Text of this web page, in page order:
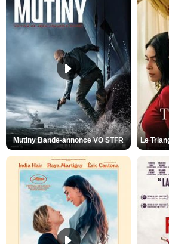
Mutiny Bande-annonce VO STFR Le